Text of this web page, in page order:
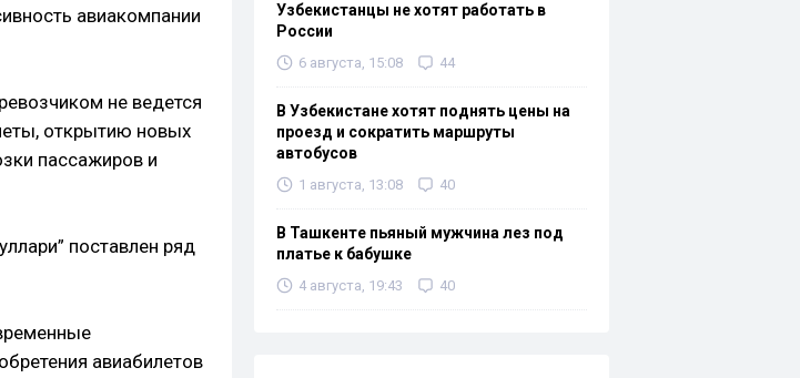
авиакомпании
не ведется
открытию новых
пассажиров и
поставлен ряд
авиабилетов
Узбекистанцы не хотят работать в
России
6 августа, 15:08 44
В Узбекистане хотят поднять цены на
проезд и сократить маршруты
автобусов
1 августа, 13:08 40
В Ташкенте пьяный мужчина лез под
платье к бабушке
4 августа, 19:43 40